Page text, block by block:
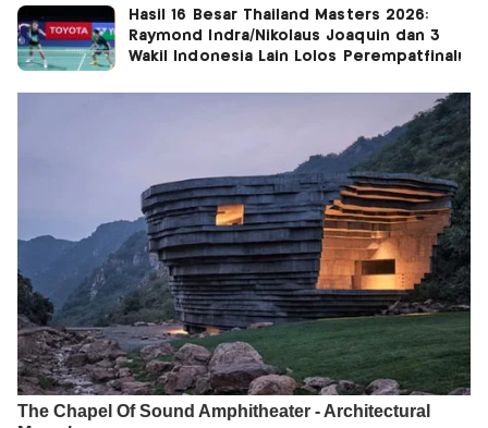
Hasil 16 Besar Thailand Masters 2026:
Raymond Indra/Nikolaus Joaquin dan 3
Wakil Indonesia Lain Lolos Perempatfinal!